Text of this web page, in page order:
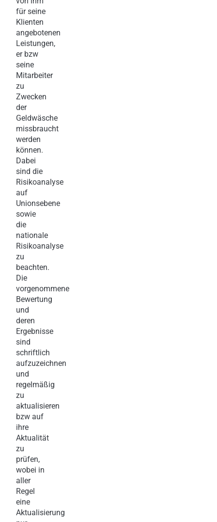
für seine
Klienten
angebotenen
Leistungen,
er bzw
seine
Mitarbeiter
zu
Zwecken
der
Geldwäsche
missbraucht
werden
können.
Dabei
sind die
Risikoanalyse
auf
Unionsebene
sowie
die
nationale
Risikoanalyse
zu
beachten.
Die
vorgenommene
Bewertung
und
deren
Ergebnisse
sind
schriftlich
aufzuzeichnen
und
regelmäßig
zu
aktualisieren
bzw auf
ihre
Aktualität
zu
prüfen,
wobei in
aller
Regel
eine
Aktualisierung